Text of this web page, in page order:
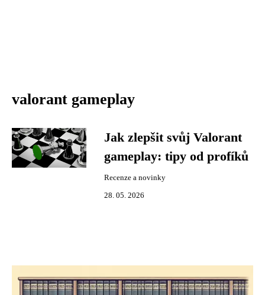
valorant gameplay
Jak zlepšit svůj Valorant
gameplay: tipy od profíků
Recenze a novinky
28. 05. 2026